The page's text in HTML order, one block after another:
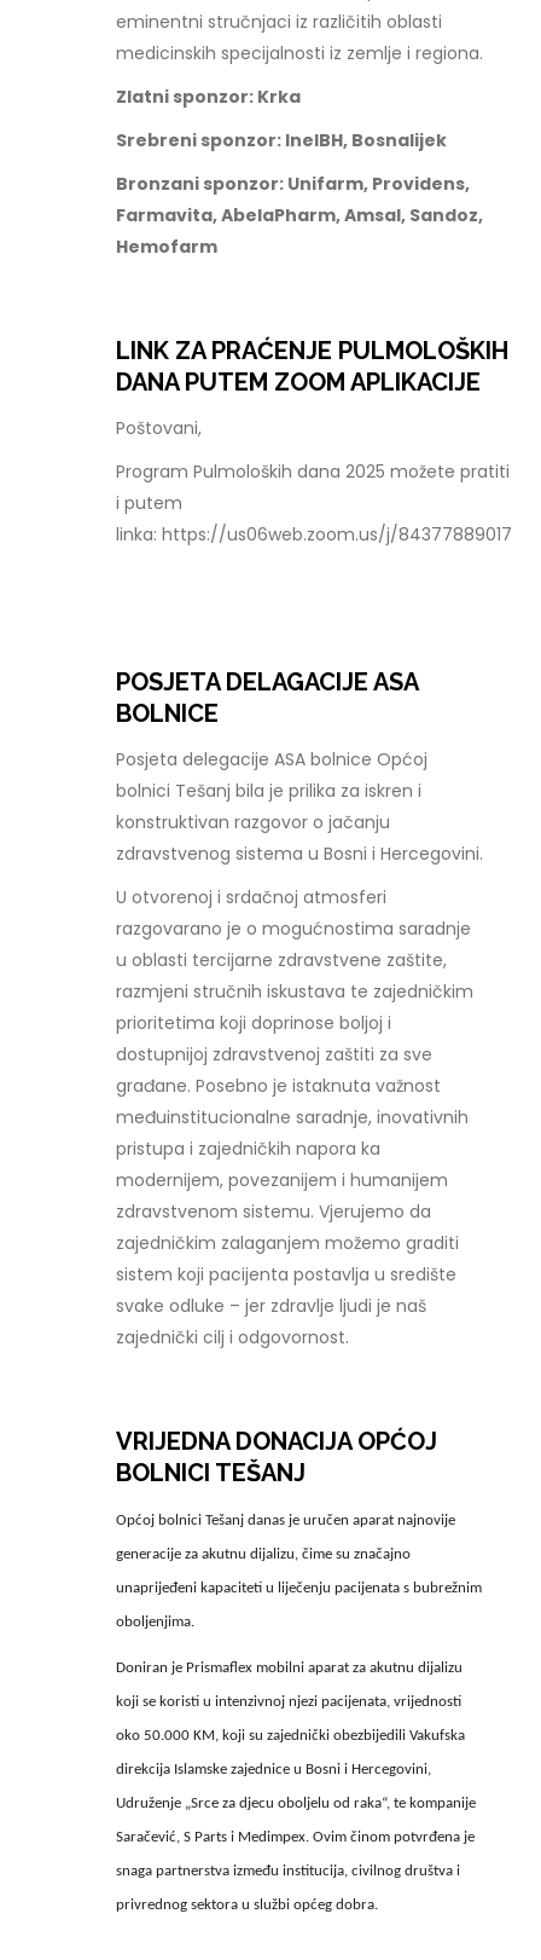
eminentni stručnjaci iz različitih oblasti
medicinskih specijalnosti iz zemlje i regiona.
Zlatni sponzor: Krka
Srebreni sponzor: InelBH, Bosnalijek
Bronzani sponzor: Unifarm, Providens,
Farmavita, AbelaPharm, Amsal, Sandoz,
Hemofarm
LINK ZA PRAĆENJE PULMOLOŠKIH
DANA PUTEM ZOOM APLIKACIJE
Poštovani,
Program Pulmoloških dana 2025 možete pratiti
i putem
linka: https://us06web.zoom.us/j/84377889017
POSJETA DELAGACIJE ASA
BOLNICE
Posjeta delegacije ASA bolnice Općoj
bolnici Tešanj bila je prilika za iskren i
konstruktivan razgovor o jačanju
zdravstvenog sistema u Bosni i Hercegovini.
U otvorenoj i srdačnoj atmosferi
razgovarano je o mogućnostima saradnje
u oblasti tercijarne zdravstvene zaštite,
razmjeni stručnih iskustava te zajedničkim
prioritetima koji doprinose boljoj i
dostupnijoj zdravstvenoj zaštiti za sve
građane. Posebno je istaknuta važnost
međuinstitucionalne saradnje, inovativnih
pristupa i zajedničkih napora ka
modernijem, povezanijem i humanijem
zdravstvenom sistemu. Vjerujemo da
zajedničkim zalaganjem možemo graditi
sistem koji pacijenta postavlja u središte
svake odluke – jer zdravlje ljudi je naš
zajednički cilj i odgovornost.
VRIJEDNA DONACIJA OPĆOJ
BOLNICI TEŠANJ
Općoj bolnici Tešanj danas je uručen aparat najnovije
generacije za akutnu dijalizu, čime su značajno
unaprijeđeni kapaciteti u liječenju pacijenata s bubrežnim
oboljenjima.
Doniran je Prismaflex mobilni aparat za akutnu dijalizu
koji se koristi u intenzivnoj njezi pacijenata, vrijednosti
oko 50.000 KM, koji su zajednički obezbijedili Vakufska
direkcija Islamske zajednice u Bosni i Hercegovini,
Udruženje „Srce za djecu oboljelu od raka“, te kompanije
Saračević, S Parts i Medimpex. Ovim činom potvrđena je
snaga partnerstva između institucija, civilnog društva i
privrednog sektora u službi općeg dobra.